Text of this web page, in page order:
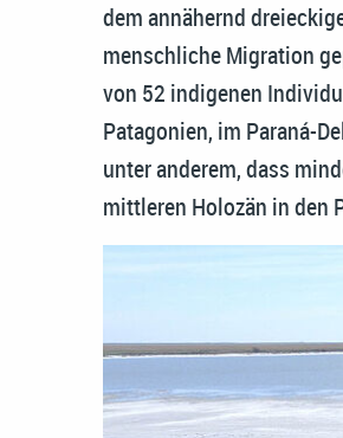
dem annähernd
menschliche Migration
von 52 indigenen
Patagonien, im Paraná-
unter anderem, dass
mittleren Holozän in den